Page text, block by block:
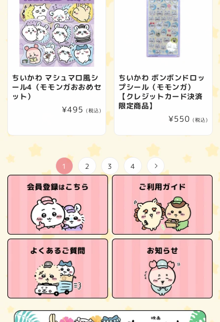
ちいかわ マシュマロ風シ
ール4（モモンガおおめセ
ット）
通
価
¥495 (税込)
ちいかわ ボンボンドロッ
プシール（モモンガ）
【クレジットカード決済
限定商品】
通
¥550 (税込)
1 2 3 4